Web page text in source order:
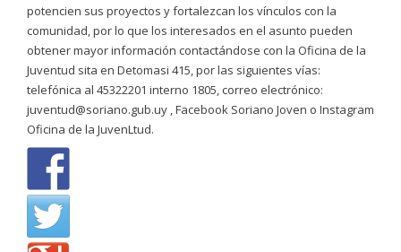
potencien sus proyectos y fortalezcan los vínculos con la
comunidad, por lo que los interesados en el asunto pueden
obtener mayor información contactándose con la Oficina de la
Juventud sita en Detomasi 415, por las siguientes vías:
telefónica al 45322201 interno 1805, correo electrónico:
juventud@soriano.gub.uy , Facebook Soriano Joven o Instagram
Oficina de la JuvenLtud.